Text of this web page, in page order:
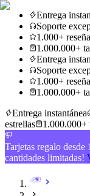
Entrega
Soporte
1.000+
1.000.000+
Entrega
Soporte
1.000+
1.000.000+
Entrega instantánea
estrellas
1.000.000+
Tarjetas regalo
cantidades limitadas!